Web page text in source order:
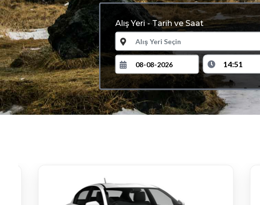
Alış Yeri - Tarih ve Saat